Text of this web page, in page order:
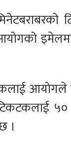
आयोगको
आयोगले
५०
।